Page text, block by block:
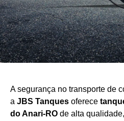
A segurança no transporte de
a JBS Tanques oferece
do Anari-RO de alta